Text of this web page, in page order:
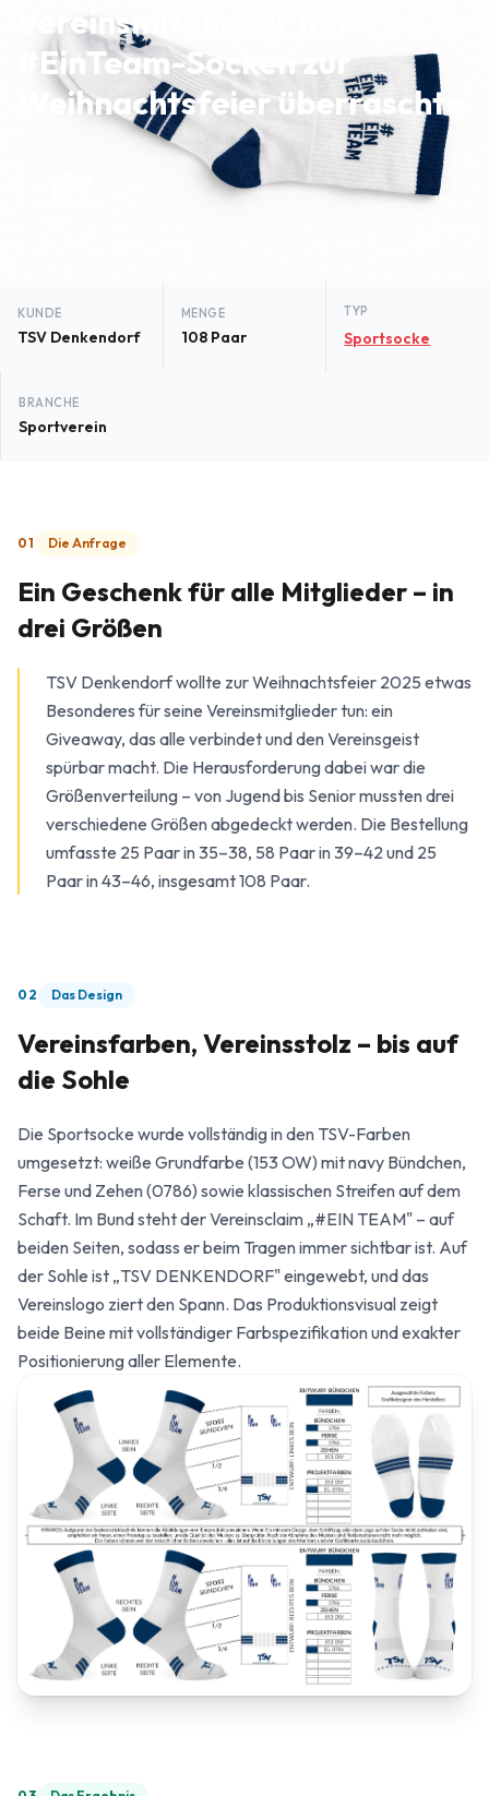
Vereinsmitglieder mit
#EinTeam-Socken zur
Weihnachtsfeier überraschte
KUNDE
TSV Denkendorf
MENGE
108 Paar
TYP
Sportsocke
BRANCHE
Sportverein
01 Die Anfrage
Ein Geschenk für alle Mitglieder – in
drei Größen
TSV Denkendorf wollte zur Weihnachtsfeier 2025 etwas
Besonderes für seine Vereinsmitglieder tun: ein
Giveaway, das alle verbindet und den Vereinsgeist
spürbar macht. Die Herausforderung dabei war die
Größenverteilung – von Jugend bis Senior mussten drei
verschiedene Größen abgedeckt werden. Die Bestellung
umfasste 25 Paar in 35–38, 58 Paar in 39–42 und 25
Paar in 43–46, insgesamt 108 Paar.
02 Das Design
Vereinsfarben, Vereinsstolz – bis auf
die Sohle
Die Sportsocke wurde vollständig in den TSV-Farben
umgesetzt: weiße Grundfarbe (153 OW) mit navy Bündchen,
Ferse und Zehen (0786) sowie klassischen Streifen auf dem
Schaft. Im Bund steht der Vereinsclaim „#EIN TEAM" – auf
beiden Seiten, sodass er beim Tragen immer sichtbar ist. Auf
der Sohle ist „TSV DENKENDORF" eingewebt, und das
Vereinslogo ziert den Spann. Das Produktionsvisual zeigt
beide Beine mit vollständiger Farbspezifikation und exakter
Positionierung aller Elemente.